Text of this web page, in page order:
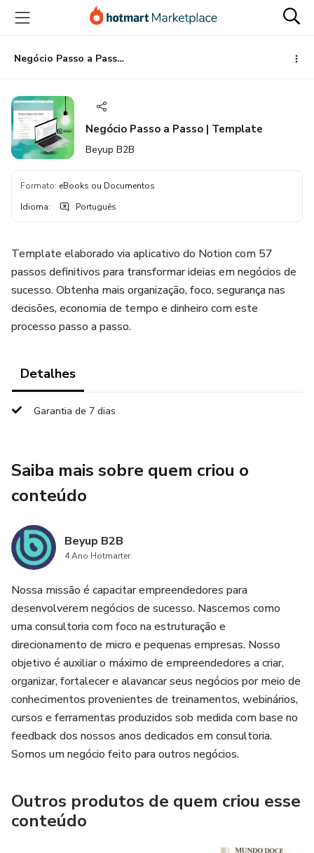
para
conteúdo
principal
para
pagamento
para
rodapé
Negócio Passo a Passo | Template
Negócio Passo a Passo | Template
Beyup B2B
Formato: eBooks ou Documentos
Idioma: Português
Template elaborado via aplicativo do Notion com 57
passos definitivos para transformar ideias em negócios de
sucesso. Obtenha mais organização, foco, segurança nas
decisões, economia de tempo e dinheiro com este
processo passo a passo.
Detalhes
Garantia de 7 dias
Saiba mais sobre quem criou o
conteúdo
Beyup B2B
4 Ano Hotmarter
Nossa missão é capacitar empreendedores para
desenvolverem negócios de sucesso. Nascemos como
uma consultoria com foco na estruturação e
direcionamento de micro e pequenas empresas. Nosso
objetivo é auxiliar o máximo de empreendedores a criar,
organizar, fortalecer e alavancar seus negócios por meio de
conhecimentos provenientes de treinamentos, webinários,
cursos e ferramentas produzidos sob medida com base no
feedback dos nossos anos dedicados em consultoria.
Somos um negócio feito para outros negócios.
Outros produtos de quem criou esse
conteúdo